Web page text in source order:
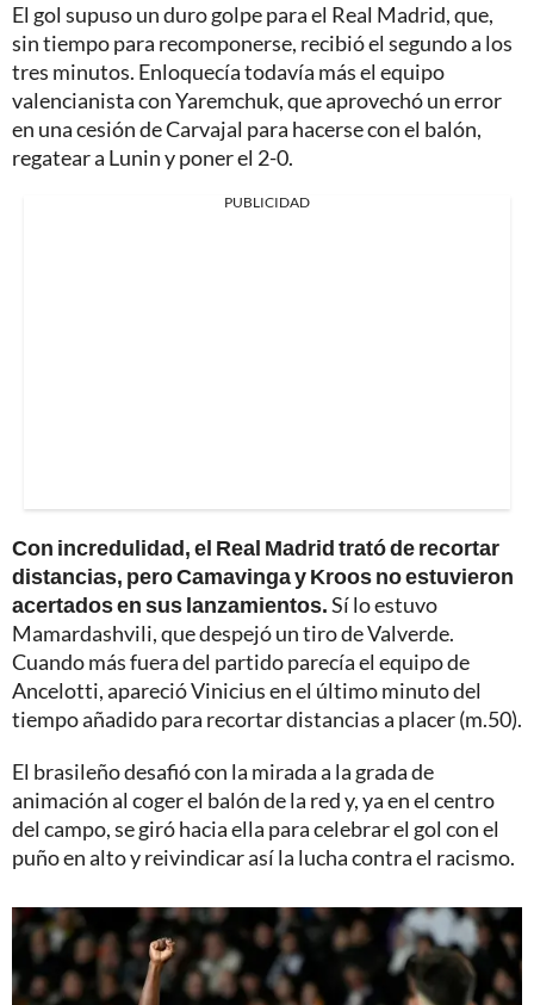
El gol supuso un duro golpe para el Real Madrid, que,
sin tiempo para recomponerse, recibió el segundo a los
tres minutos. Enloquecía todavía más el equipo
valencianista con Yaremchuk, que aprovechó un error
en una cesión de Carvajal para hacerse con el balón,
regatear a Lunin y poner el 2-0.
PUBLICIDAD
Con incredulidad, el Real Madrid trató de recortar
distancias, pero Camavinga y Kroos no estuvieron
acertados en sus lanzamientos.Sí lo estuvo
Mamardashvili, que despejó un tiro de Valverde.
Cuando más fuera del partido parecía el equipo de
Ancelotti, apareció Vinicius en el último minuto del
tiempo añadido para recortar distancias a placer (m.50).
El brasileño desafió con la mirada a la grada de
animación al coger el balón de la red y, ya en el centro
del campo, se giró hacia ella para celebrar el gol con el
puño en alto y reivindicar así la lucha contra el racismo.